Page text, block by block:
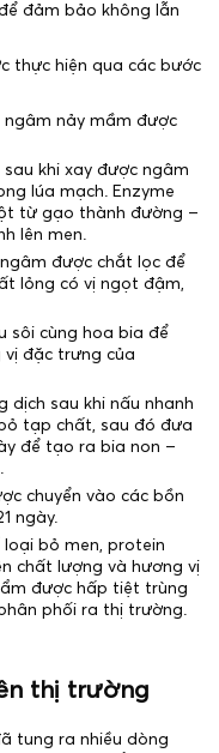
đảm bảo không lẫn
thực hiện qua các bước
ngâm nảy mầm được
sau khi xay được ngâm
lúa mạch. Enzyme
từ gạo thành đường –
lên men.
được chắt lọc để
lỏng có vị ngọt đậm,
sôi cùng hoa bia để
đặc trưng của
dịch sau khi nấu nhanh
tạp chất, sau đó đưa
để tạo ra bia non –
chuyển vào các bồn
ngày.
loại bỏ men, protein
chất lượng và hương vị
được hấp tiệt trùng
phối ra thị trường.
thị trường
tung ra nhiều dòng